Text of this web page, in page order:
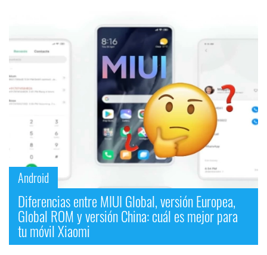
Android
Diferencias entre MIUI Global, versión Europea,
Global ROM y versión China: cuál es mejor para
tu móvil Xiaomi